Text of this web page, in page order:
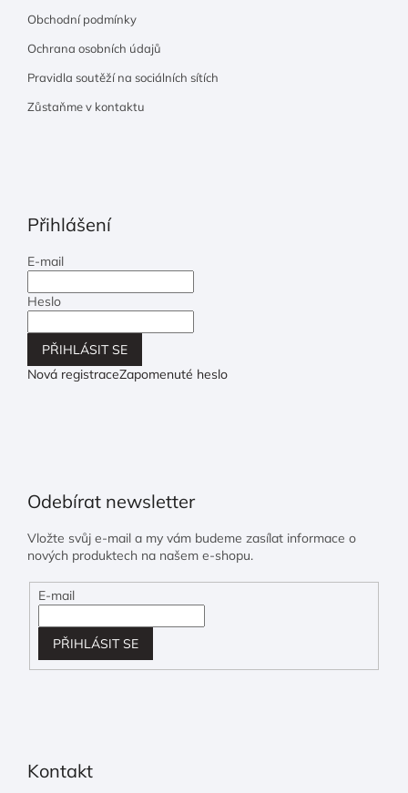
Obchodní podmínky
Ochrana osobních údajů
Pravidla soutěží na sociálních sítích
Zůstaňme v kontaktu
Přihlášení
E-mail
Heslo
PŘIHLÁSIT SE
Nová registraceZapomenuté heslo
Odebírat newsletter
Vložte svůj e-mail a my vám budeme zasílat informace o
nových produktech na našem e-shopu.
E-mail
PŘIHLÁSIT SE
Kontakt